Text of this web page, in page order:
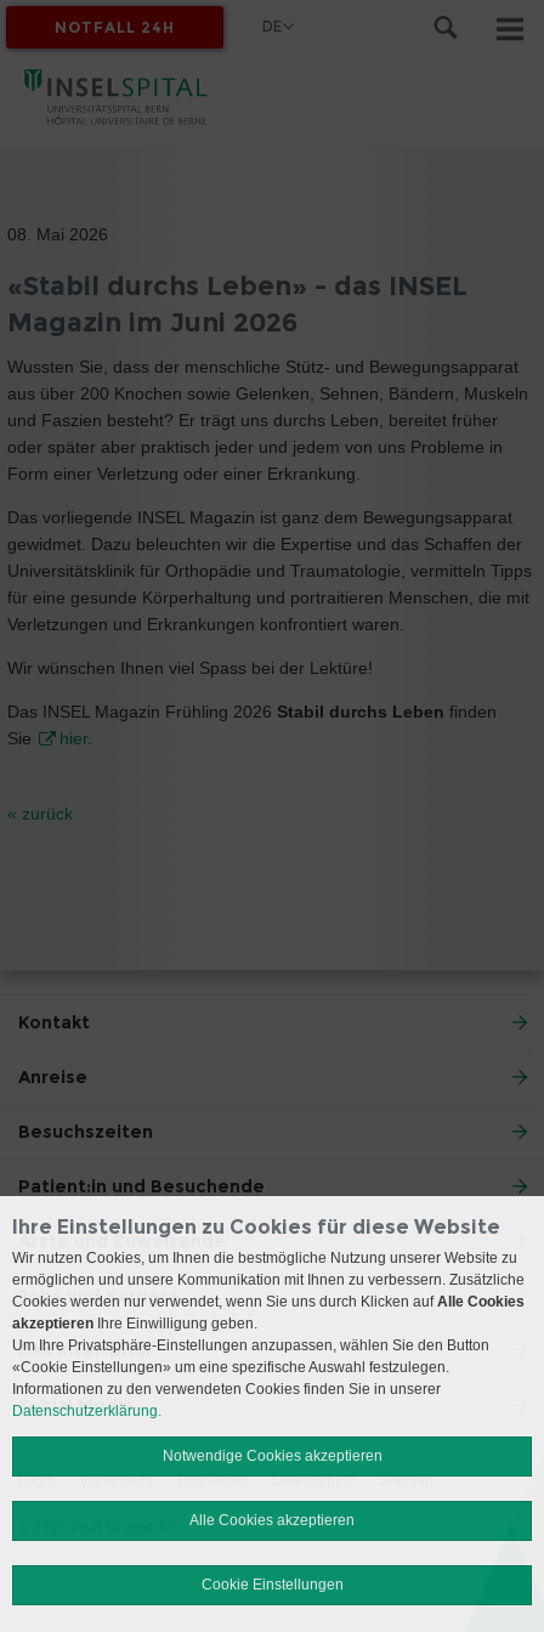
MYINSEL
NOTFALL 24H DE
08. Mai 2026
«Stabil durchs Leben» - das INSEL
Magazin im Juni 2026
Wussten Sie, dass der menschliche Stütz- und Bewegungsapparat
aus über 200 Knochen sowie Gelenken, Sehnen, Bändern, Muskeln
und Faszien besteht? Er trägt uns durchs Leben, bereitet früher
oder später aber praktisch jeder und jedem von uns Probleme in
Form einer Verletzung oder einer Erkrankung.
Das vorliegende INSEL Magazin ist ganz dem Bewegungsapparat
gewidmet. Dazu beleuchten wir die Expertise und das Schaffen der
Universitätsklinik für Orthopädie und Traumatologie, vermitteln Tipps
für eine gesunde Körperhaltung und portraitieren Menschen, die mit
Verletzungen und Erkrankungen konfrontiert waren.
Wir wünschen Ihnen viel Spass bei der Lektüre!
Das INSEL Magazin Frühling 2026 Stabil durchs Leben finden
Sie
hier.
« zurück
Kontakt
Anreise
Besuchszeiten
Patient:in und Besuchende
Ärzte und Zuweisende
Jobs und Karriere
Das Inselspital
Social Media
Login Impressum Disclaimer Datenschutz Sitemap
Ihre Einstellungen zu Cookies für diese Website
Wir nutzen Cookies, um Ihnen die bestmögliche Nutzung unserer Website zu
ermöglichen und unsere Kommunikation mit Ihnen zu verbessern. Zusätzliche
Cookies werden nur verwendet, wenn Sie uns durch Klicken aufAlle Cookies
akzeptieren Ihre Einwilligung geben.
Um Ihre Privatsphäre-Einstellungen anzupassen, wählen Sie den Button
«Cookie Einstellungen» um eine spezifische Auswahl festzulegen.
Informationen zu den verwendeten Cookies finden Sie in unserer
Datenschutzerklärung.
Notwendige Cookies akzeptieren
Alle Cookies akzeptieren
Cookie Einstellungen